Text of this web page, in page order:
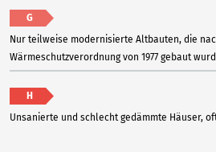
G
Nur teilweise modernisierte Altbauten, die
Wärmeschutzverordnung von 1977 gebaut
H
Unsanierte und schlecht gedämmte Häuser,